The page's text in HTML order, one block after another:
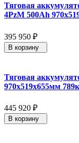
Тяговая
4PzM 500Ah
395 950 ₽
В корзину
Тяговая
970x519x655мм
445 920 ₽
В корзину